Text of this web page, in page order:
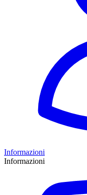
Informazioni
Informazioni